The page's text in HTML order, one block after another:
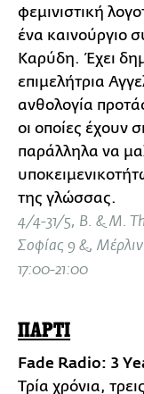
φεμινιστική
ένα καινούργιο
Καρύδη. Έχει
επιμελήτρια
ανθολογία
οι οποίες έχουν
παράλληλα να
της γλώσσας.
4/4-31/5, B. & M.
Σοφίας 9 &,
17:00-21:00
ΠΑΡΤΙ
Fade Radio: 3
Τρία χρόνια,